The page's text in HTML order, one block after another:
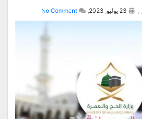
,
No Comment